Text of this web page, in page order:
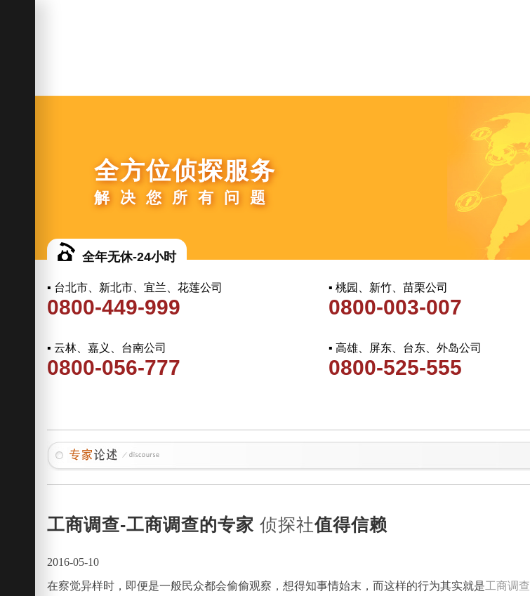
全方位侦探服务
解决您所有问题
全年无休-24小时
▪ 台北市、新北市、宜兰、花莲公司
0800-449-999
▪ 桃园、新竹、苗栗公司
0800-003-007
▪ 云林、嘉义、台南公司
0800-056-777
▪ 高雄、屏东、台东、外岛公司
0800-525-555
工商调查-工商调查的专家侦探社值得信赖
2016-05-10
在察觉异样时，即便是一般民众都会偷偷观察，想得知事情始末，而这样的行为其实就是工商调查